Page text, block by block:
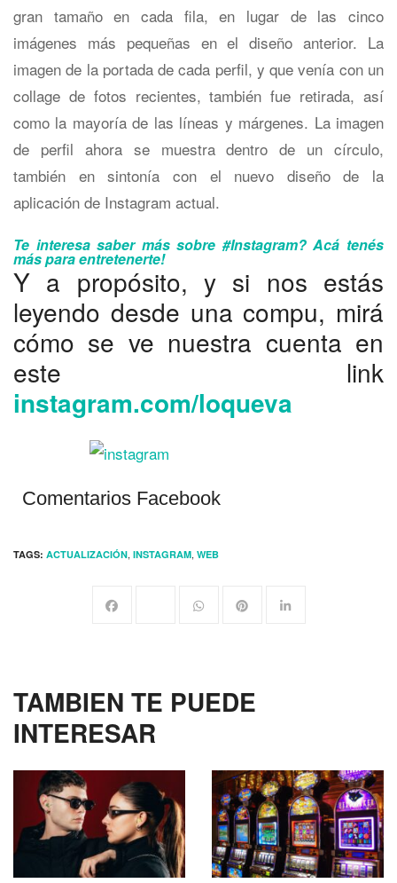
gran tamaño en cada fila, en lugar de las cinco
imágenes más pequeñas en el diseño anterior. La
imagen de la portada de cada perfil, y que venía con un
collage de fotos recientes, también fue retirada, así
como la mayoría de las líneas y márgenes. La imagen
de perfil ahora se muestra dentro de un círculo,
también en sintonía con el nuevo diseño de la
aplicación de Instagram actual.
Te interesa saber más sobre #Instagram? Acá tenés
más para entretenerte!
Y a propósito, y si nos estás
leyendo desde una compu, mirá
cómo se ve nuestra cuenta en
este link
instagram.com/loqueva
Comentarios Facebook
TAGS: ACTUALIZACIÓN, INSTAGRAM, WEB
TAMBIEN TE PUEDE
INTERESAR